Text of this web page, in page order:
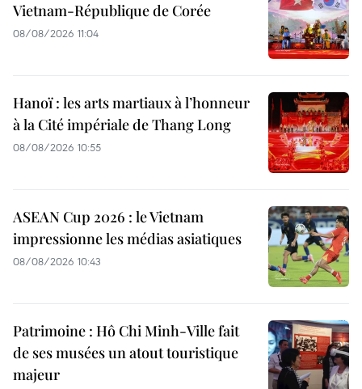
Vietnam-République de Corée
08/08/2026 11:04
Hanoï : les arts martiaux à l’honneur
à la Cité impériale de Thang Long
08/08/2026 10:55
ASEAN Cup 2026 : le Vietnam
impressionne les médias asiatiques
08/08/2026 10:43
Patrimoine : Hô Chi Minh-Ville fait
de ses musées un atout touristique
majeur